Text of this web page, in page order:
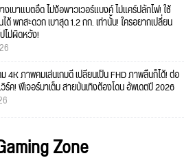
งเบาแบตอึด ไม่ง้อพาวเวอร์แบงค์ ไม่แคร์ปลั๊กไฟ! ใช้
ด้ พกสะดวก เบาสุด 1.2 กก. เท่านั้น! ใครอยากเปลี่ยน
ไม่ผิดหวัง!
ม 4K ภาพคมเล่นเกมดี เปลี่ยนเป็น FHD ภาพลื่นก็ได้! ต่อ
ร์ค! ฟีเจอร์มาเต็ม สายบันเทิงต้องโดน อัพเดตปี 2026
Zone